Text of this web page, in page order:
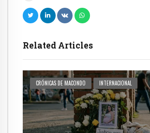
Related Articles
CRÓNICAS DE MACONDO INTERNACIONAL